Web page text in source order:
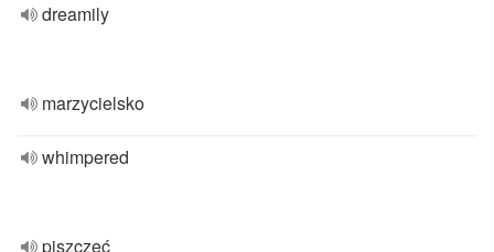
dreamily
marzycielsko
whimpered
piszczeć